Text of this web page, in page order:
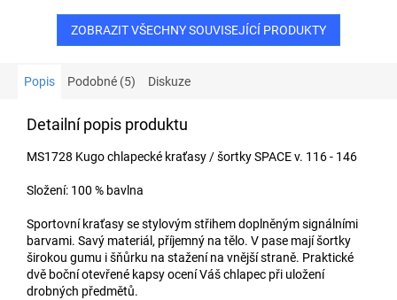
ZOBRAZIT VŠECHNY SOUVISEJÍCÍ PRODUKTY
Popis Podobné (5) Diskuze
Detailní popis produktu
MS1728 Kugo chlapecké kraťasy / šortky SPACE v. 116 - 146
Složení: 100 % bavlna
Sportovní kraťasy se stylovým střihem doplněným signálními
barvami. Savý materiál, příjemný na tělo. V pase mají šortky
širokou gumu i šňůrku na stažení na vnější straně. Praktické
dvě boční otevřené kapsy ocení Váš chlapec při uložení
drobných předmětů.